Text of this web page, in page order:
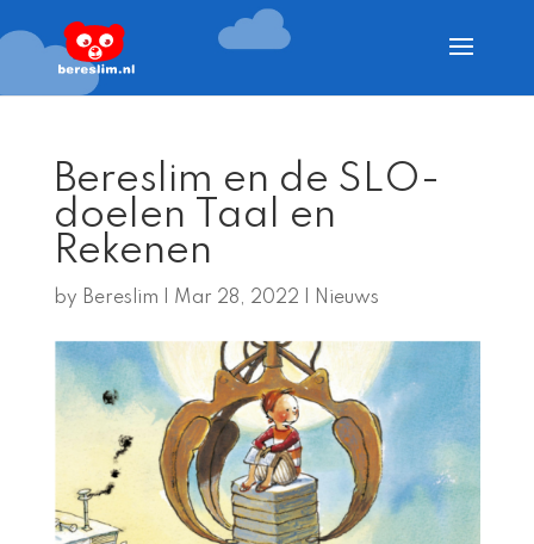
Bereslim en de SLO-
doelen Taal en
Rekenen
by Bereslim Mar 28, 2022 Nieuws